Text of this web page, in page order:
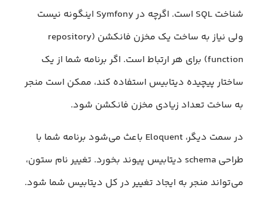
شناخت SQL است. اگرچه در Symfony اینگونه نیست
ولی نیاز به ساخت یک مخزن فانکشن (repository
function) برای هر ارتباط است. اگر برنامه شما از یک
ساختار پیچیده دیتابیس استفاده کند، ممکن است منجر
به ساخت تعداد زیادی مخزن فانکشن شود.
در سمت دیگر، Eloquent باعث می‌شود برنامه شما با
طراحی schema دیتابیس پیوند بخورد. تغییر نام ستون،
می‌تواند منجر به ایجاد تغییر در کل دیتابیس شما شود.